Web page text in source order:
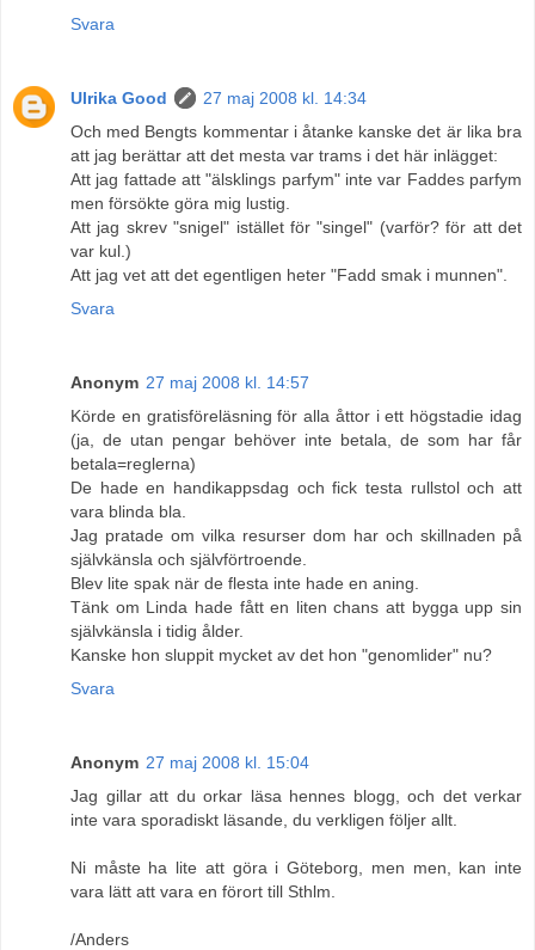
Svara
Ulrika Good
27 maj 2008 kl. 14:34
Och med Bengts kommentar i åtanke kanske det är lika bra
att jag berättar att det mesta var trams i det här inlägget:
Att jag fattade att "älsklings parfym" inte var Faddes parfym
men försökte göra mig lustig.
Att jag skrev "snigel" istället för "singel" (varför? för att det
var kul.)
Att jag vet att det egentligen heter "Fadd smak i munnen".
Svara
Anonym 27 maj 2008 kl. 14:57
Körde en gratisföreläsning för alla åttor i ett högstadie idag
(ja, de utan pengar behöver inte betala, de som har får
betala=reglerna)
De hade en handikappsdag och fick testa rullstol och att
vara blinda bla.
Jag pratade om vilka resurser dom har och skillnaden på
självkänsla och självförtroende.
Blev lite spak när de flesta inte hade en aning.
Tänk om Linda hade fått en liten chans att bygga upp sin
självkänsla i tidig ålder.
Kanske hon sluppit mycket av det hon "genomlider" nu?
Svara
Anonym 27 maj 2008 kl. 15:04
Jag gillar att du orkar läsa hennes blogg, och det verkar
inte vara sporadiskt läsande, du verkligen följer allt.
Ni måste ha lite att göra i Göteborg, men men, kan inte
vara lätt att vara en förort till Sthlm.
/Anders